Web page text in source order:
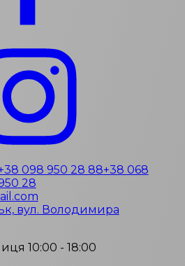
098 950 28 88+38 068
28
вул. Володимира
10:00 - 18:00